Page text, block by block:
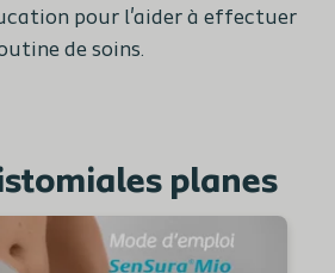
pour l'aider à effectuer
de soins.
planes